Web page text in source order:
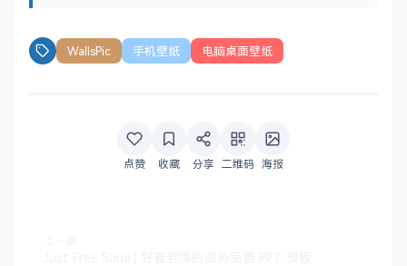
WallsPic 手机壁纸 电脑桌面壁纸
点赞 收藏 分享 二维码 海报